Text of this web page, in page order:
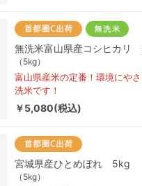
無洗米富山県産コシヒカリ
（5kg）
富山県産米の定番！環境にや
洗米です！
￥5,080(税込)
宮城県産ひとめぼれ 5kg
（5kg）